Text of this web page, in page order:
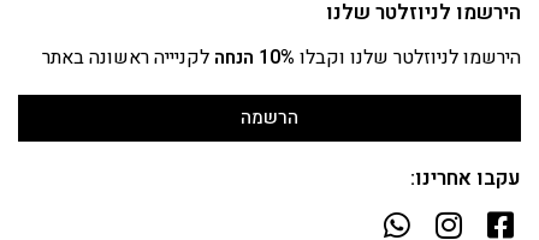
הירשמו לניוזלטר שלנו
הירשמו לניוזלטר שלנו וקבלו 10% הנחה לקניייה ראשונה באתר
הרשמה
עקבו אחרינו: